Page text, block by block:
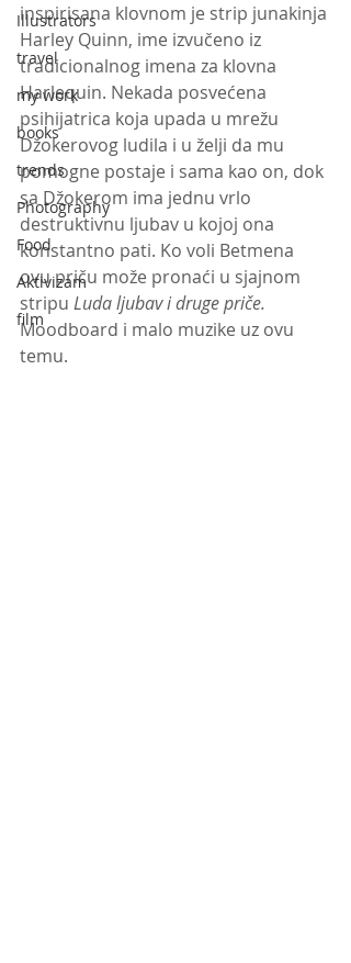
Illustrators
travel
my work
books
trends
Photography
Food
Aktivizam
film
inspirisana klovnom je strip junakinja
Harley Quinn, ime izvučeno iz
tradicionalnog imena za klovna
Harlequin. Nekada posvećena
psihijatrica koja upada u mrežu
Džokerovog ludila i u želji da mu
pomogne postaje i sama kao on, dok
sa Džokerom ima jednu vrlo
destruktivnu ljubav u kojoj ona
konstantno pati. Ko voli Betmena
ovu priču može pronaći u sjajnom
stripu Luda ljubav i druge priče.
Moodboard i malo muzike uz ovu
temu.